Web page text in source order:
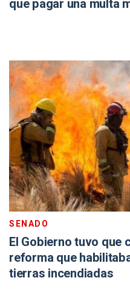
que pagar una multa
SENADO
El Gobierno tuvo que
reforma que
tierras incendiadas